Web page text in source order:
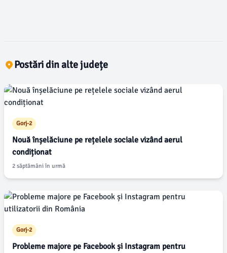
Postări din alte județe
Gorj-2
Nouă înșelăciune pe rețelele sociale vizând aerul
condiționat
2 săptămâni în urmă
Gorj-2
Probleme majore pe Facebook și Instagram pentru